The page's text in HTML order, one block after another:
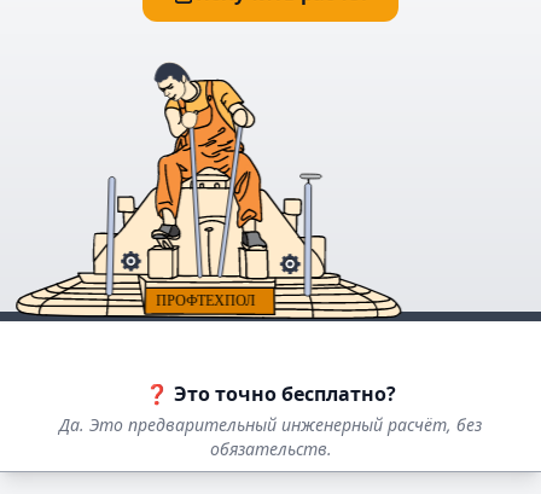
❓ Это точно бесплатно?
Да. Это предварительный инженерный расчёт, без
обязательств.